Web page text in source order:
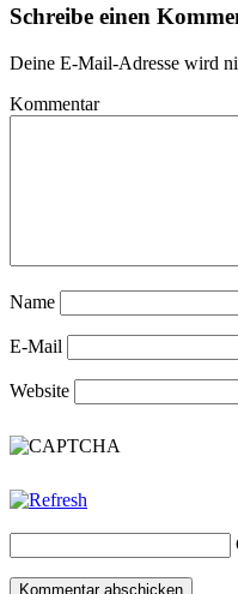
Schreibe einen
Deine E-Mail-Adresse wird
Kommentar
Name
E-Mail
Website